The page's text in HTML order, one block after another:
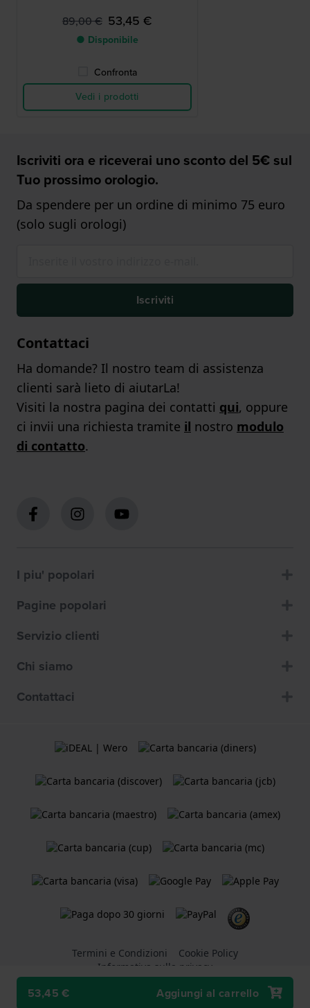
53,45 € Aggiungi al carrello
89,00 € 53,45 €
● Disponibile
Confronta
Vedi i prodotti
Iscriviti ora e riceverai uno sconto del 5€ sul
Tuo prossimo orologio.
Da spendere per un ordine di minimo 75 euro
(solo sugli orologi)
Iscriviti
Contattaci
Ha domande? Il nostro team di assistenza
clienti sarà lieto di aiutarLa!
Visiti la nostra pagina dei contatti qui, oppure
ci invii una richiesta tramite il nostro modulo
di contatto.
I piu' popolari
Pagine popolari
Servizio clienti
Chi siamo
Contattaci
Termini e Condizioni
Cookie Policy
Informativa sulla privacy
Un negozio online di Holland Watch Group B.V.